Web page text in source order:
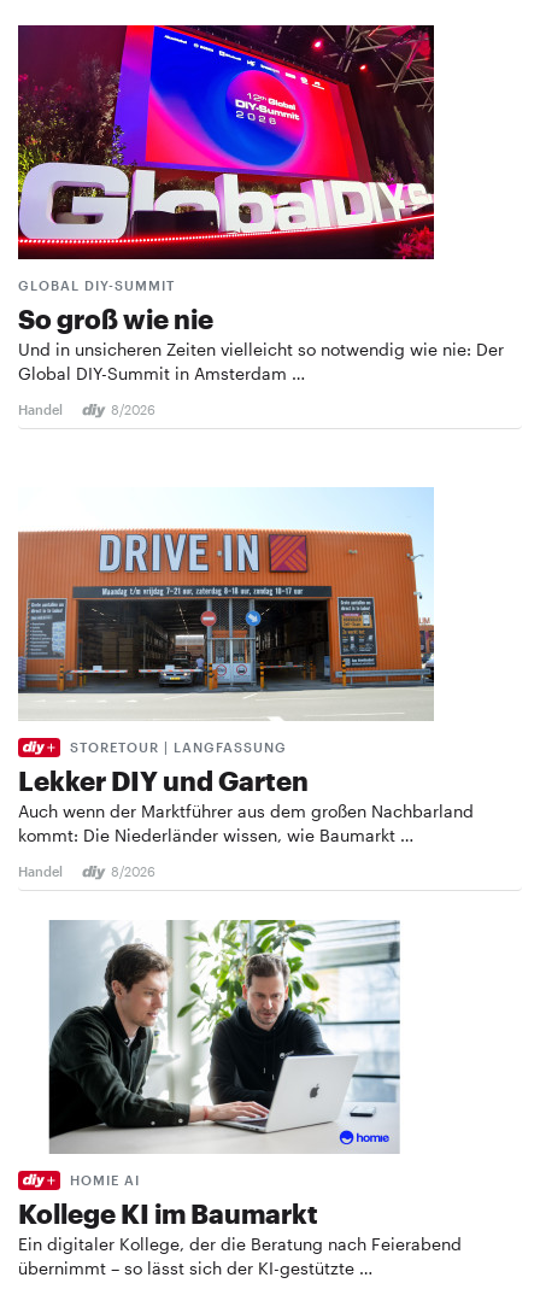
GLOBAL DIY-SUMMIT
So groß wie nie
Und in unsicheren Zeiten vielleicht so notwendig wie nie: Der
Global DIY-Summit in Amsterdam …
Handel 8/2026
STORETOUR | LANGFASSUNG
Lekker DIY und Garten
Auch wenn der Marktführer aus dem großen Nachbarland
kommt: Die Niederländer wissen, wie Baumarkt …
Handel 8/2026
HOMIE AI
Kollege KI im Baumarkt
Ein digitaler Kollege, der die Beratung nach Feierabend
übernimmt – so lässt sich der KI-gestützte …